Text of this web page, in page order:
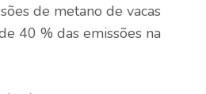
de metano de vacas
40 % das emissões na